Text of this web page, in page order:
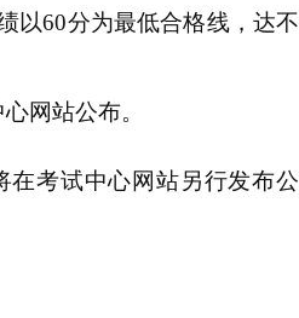
以60分为最低合格线，达不
网站公布。
在考试中心网站另行发布公